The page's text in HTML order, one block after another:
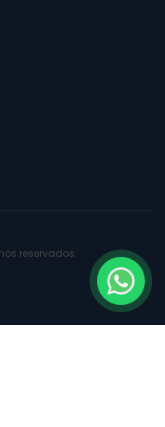
reservados.